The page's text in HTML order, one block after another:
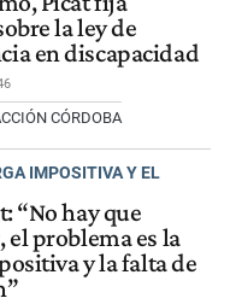
la ley de
en discapacidad
CÓRDOBA
IMPOSITIVA Y EL
“No hay que
el problema es la
y la falta de